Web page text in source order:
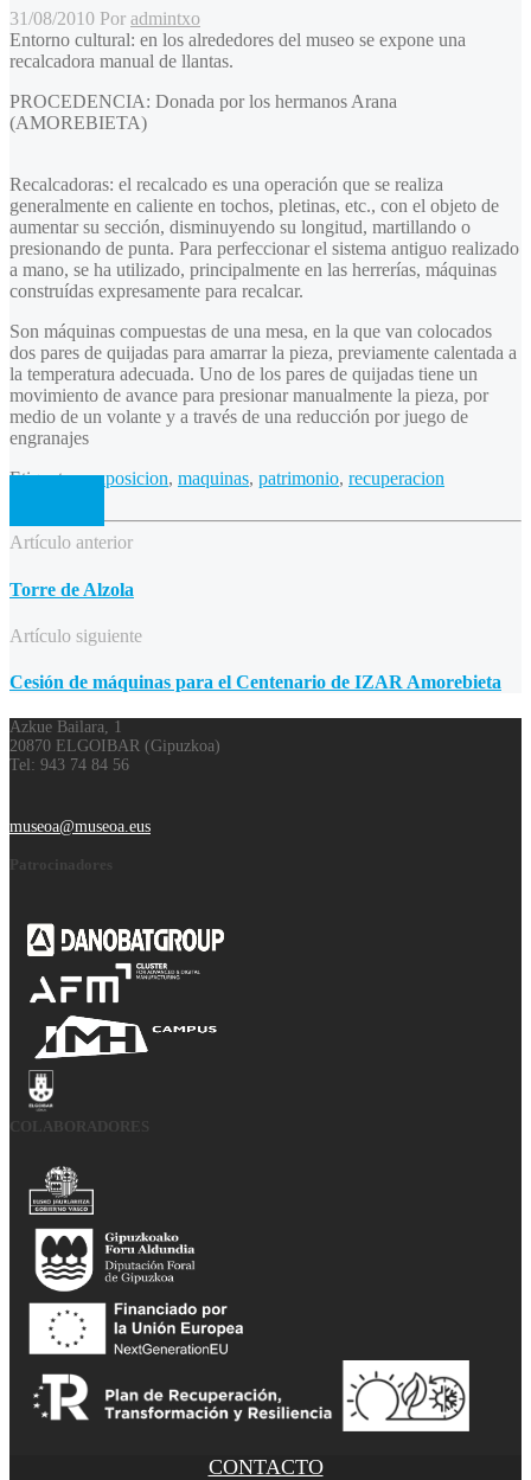
31/08/2010 Por admintxo
Entorno cultural: en los alrededores del museo se expone una
recalcadora manual de llantas.
PROCEDENCIA: Donada por los hermanos Arana
(AMOREBIETA)
Recalcadoras: el recalcado es una operación que se realiza
generalmente en caliente en tochos, pletinas, etc., con el objeto de
aumentar su sección, disminuyendo su longitud, martillando o
presionando de punta. Para perfeccionar el sistema antiguo realizado
a mano, se ha utilizado, principalmente en las herrerías, máquinas
construídas expresamente para recalcar.
Son máquinas compuestas de una mesa, en la que van colocados
dos pares de quijadas para amarrar la pieza, previamente calentada a
la temperatura adecuada. Uno de los pares de quijadas tiene un
movimiento de avance para presionar manualmente la pieza, por
medio de un volante y a través de una reducción por juego de
engranajes
Etiquetas:exposicion, maquinas, patrimonio, recuperacion
Artículo anterior
Torre de Alzola
Artículo siguiente
Cesión de máquinas para el Centenario de IZAR Amorebieta
Azkue Bailara, 1
20870 ELGOIBAR (Gipuzkoa)
Tel: 943 74 84 56
museoa@museoa.eus
Patrocinadores
COLABORADORES
CONTACTO